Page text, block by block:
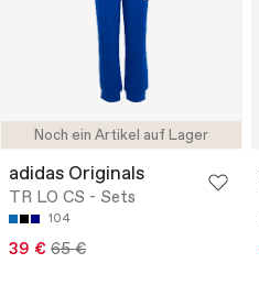
Noch ein Artikel auf Lager
adidas Originals
TR LO CS - Sets
104
39 € 65 €